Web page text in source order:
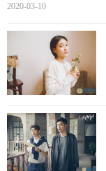
2020-03-10